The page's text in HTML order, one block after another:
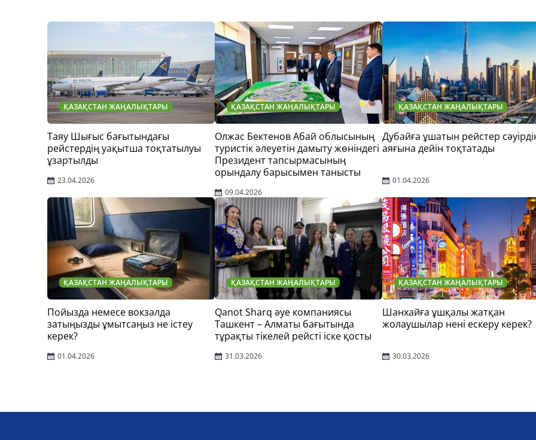
ҚАЗАҚСТАН ЖАҢАЛЫҚТАРЫ
Таяу Шығыс бағытындағы
рейстердің уақытша тоқтатылуы
ұзартылды
23.04.2026
ҚАЗАҚСТАН ЖАҢАЛЫҚТАРЫ
Олжас Бектенов Абай облысының
туристік әлеуетін дамыту жөніндегі
Президент тапсырмасының
орындалу барысымен танысты
09.04.2026
ҚАЗАҚСТАН ЖАҢАЛЫҚТАРЫ
Дубайға ұшатын рейстер
аяғына дейін тоқтатады
01.04.2026
ҚАЗАҚСТАН ЖАҢАЛЫҚТАРЫ
Пойызда немесе вокзалда
затыңызды ұмытсаңыз не істеу
керек?
01.04.2026
ҚАЗАҚСТАН ЖАҢАЛЫҚТАРЫ
Qanot Sharq әуе компаниясы
Ташкент – Алматы бағытында
тұрақты тікелей рейсті іске қосты
31.03.2026
ҚАЗАҚСТАН ЖАҢАЛЫҚТАРЫ
Шанхайға ұшқалы жатқан
жолаушылар нені ескеру керек?
30.03.2026